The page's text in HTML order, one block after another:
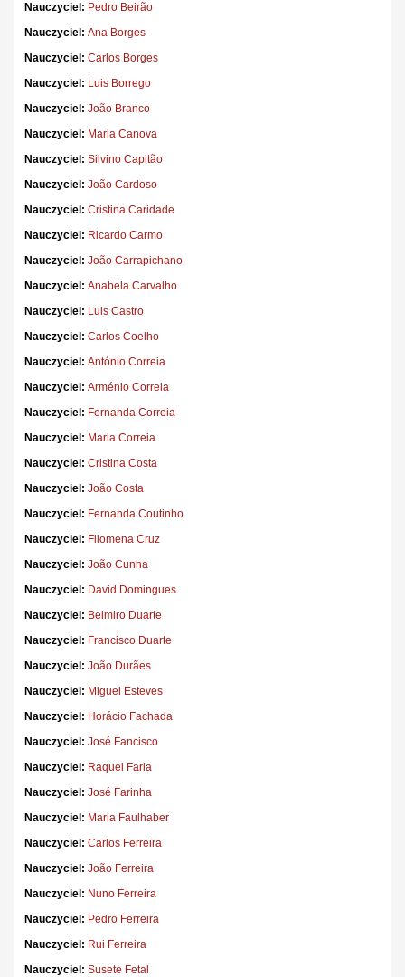
Nauczyciel: Pedro Beirão
Nauczyciel:Ana Borges
Nauczyciel:Carlos Borges
Nauczyciel: Luis Borrego
Nauczyciel:João Branco
Nauczyciel: Maria Canova
Nauczyciel:Silvino Capitão
Nauczyciel:João Cardoso
Nauczyciel:Cristina Caridade
Nauczyciel: Ricardo Carmo
Nauczyciel:João Carrapichano
Nauczyciel:Anabela Carvalho
Nauczyciel: Luis Castro
Nauczyciel:Carlos Coelho
Nauczyciel:António Correia
Nauczyciel:Arménio Correia
Nauczyciel: Fernanda Correia
Nauczyciel: Maria Correia
Nauczyciel:Cristina Costa
Nauczyciel:João Costa
Nauczyciel: Fernanda Coutinho
Nauczyciel: Filomena Cruz
Nauczyciel:João Cunha
Nauczyciel: David Domingues
Nauczyciel: Belmiro Duarte
Nauczyciel: Francisco Duarte
Nauczyciel:João Durães
Nauczyciel: Miguel Esteves
Nauczyciel: Horácio Fachada
Nauczyciel:José Fancisco
Nauczyciel: Raquel Faria
Nauczyciel:José Farinha
Nauczyciel: Maria Faulhaber
Nauczyciel:Carlos Ferreira
Nauczyciel:João Ferreira
Nauczyciel: Nuno Ferreira
Nauczyciel: Pedro Ferreira
Nauczyciel: Rui Ferreira
Nauczyciel:Susete Fetal